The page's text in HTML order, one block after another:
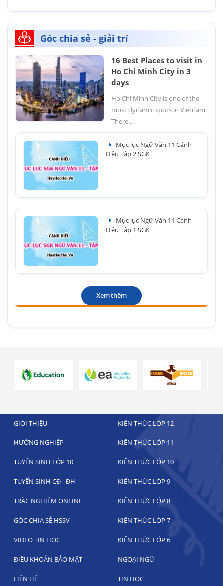
Góc chia sẻ - giải trí
16 Best Places to visit in
Ho Chi Minh City in 3
days
Ho Chi Minh City is one of the
most dynamic spots in Vietnam.
There...
Mục lục Ngữ Văn 11 Cánh
Diều Tập 2 SGK
Mục lục Ngữ Văn 11 Cánh
Diều Tập 1 SGK
Xem thêm
GIỚI THIỆU KIẾN THỨC LỚP 12
HƯỚNG NGHIỆP KIẾN THỨC LỚP 11
TUYỂN SINH LỚP 10 KIẾN THỨC LỚP 10
TUYỂN SINH CĐ - ĐH KIẾN THỨC LỚP 9
TRẮC NGHIỆM ONLINE KIẾN THỨC LỚP 8
GÓC CHIA SẺ HSSV KIẾN THỨC LỚP 7
VIDEO TIN HỌC KIẾN THỨC LỚP 6
ĐIỀU KHOẢN BẢO MẬT NGOẠI NGỮ
LIÊN HỆ TIN HỌC